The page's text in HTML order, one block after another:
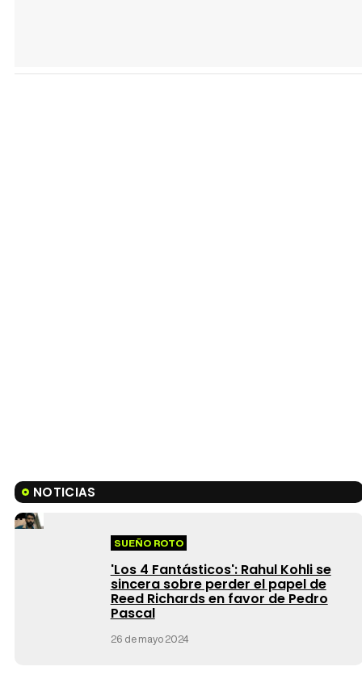
NOTICIAS
SUEÑO ROTO
'Los 4 Fantásticos': Rahul Kohli se
sincera sobre perder el papel de
Reed Richards en favor de Pedro
Pascal
26 de mayo 2024